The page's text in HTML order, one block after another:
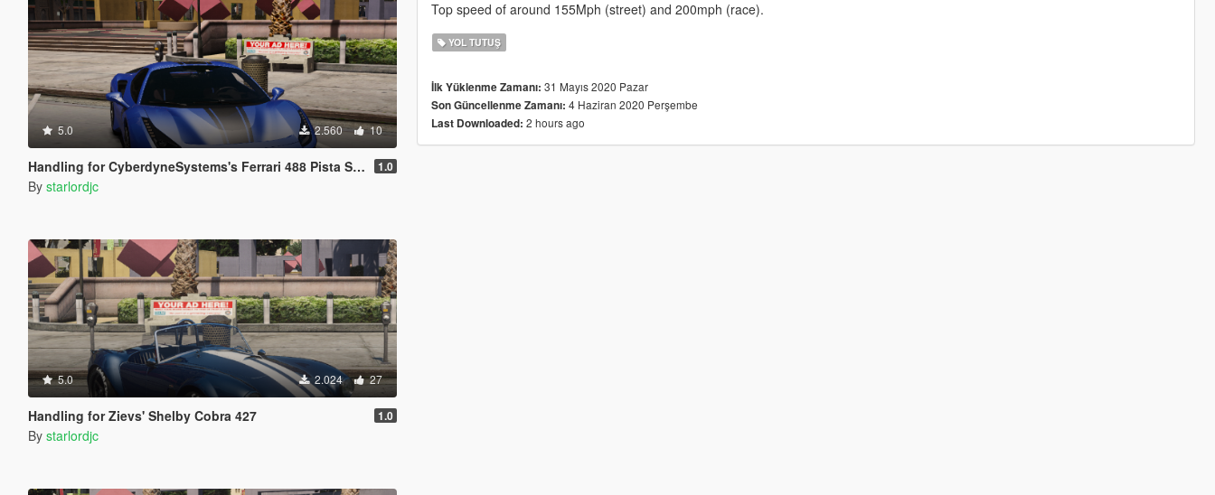
5.0 2.560 10
Handling for CyberdyneSystems's Ferrari 488 Pista Spider 1.0
By starlordjc
5.0 2.024 27
Handling for Zievs' Shelby Cobra 427 1.0
By starlordjc
Top speed of around 155Mph (street) and 200mph (race).
YOL TUTUŞ
İlk Yüklenme Zamanı: 31 Mayıs 2020 Pazar
Son Güncellenme Zamanı: 4 Haziran 2020 Perşembe
Last Downloaded: 2 hours ago